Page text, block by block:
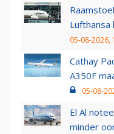
05-08-2026,
Cathay
A350F
05-08-
El Al
minder